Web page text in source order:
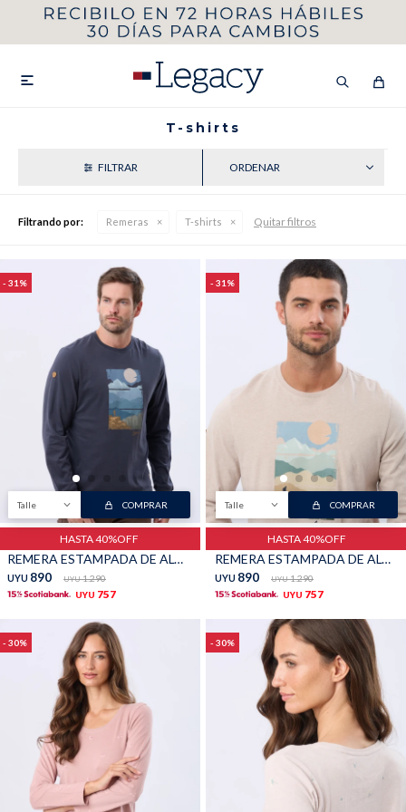

T-shirts
Filtrando por: Remeras T-shirts Quitar filtros
31
Talle COMPRAR
HASTA 40%OFF
REMERA ESTAMPADA DE ALGODÓN - Azul
UYU 890 UYU 1.290
UYU 757
31
Talle COMPRAR
HASTA 40%OFF
REMERA ESTAMPADA DE ALGODÓN - Beige
UYU 890 UYU 1.290
UYU 757
30 30
MI CUENTA
VER COLECCIÓN DE HOMBRE
Remeras
Buzos Pantalones
Canguros